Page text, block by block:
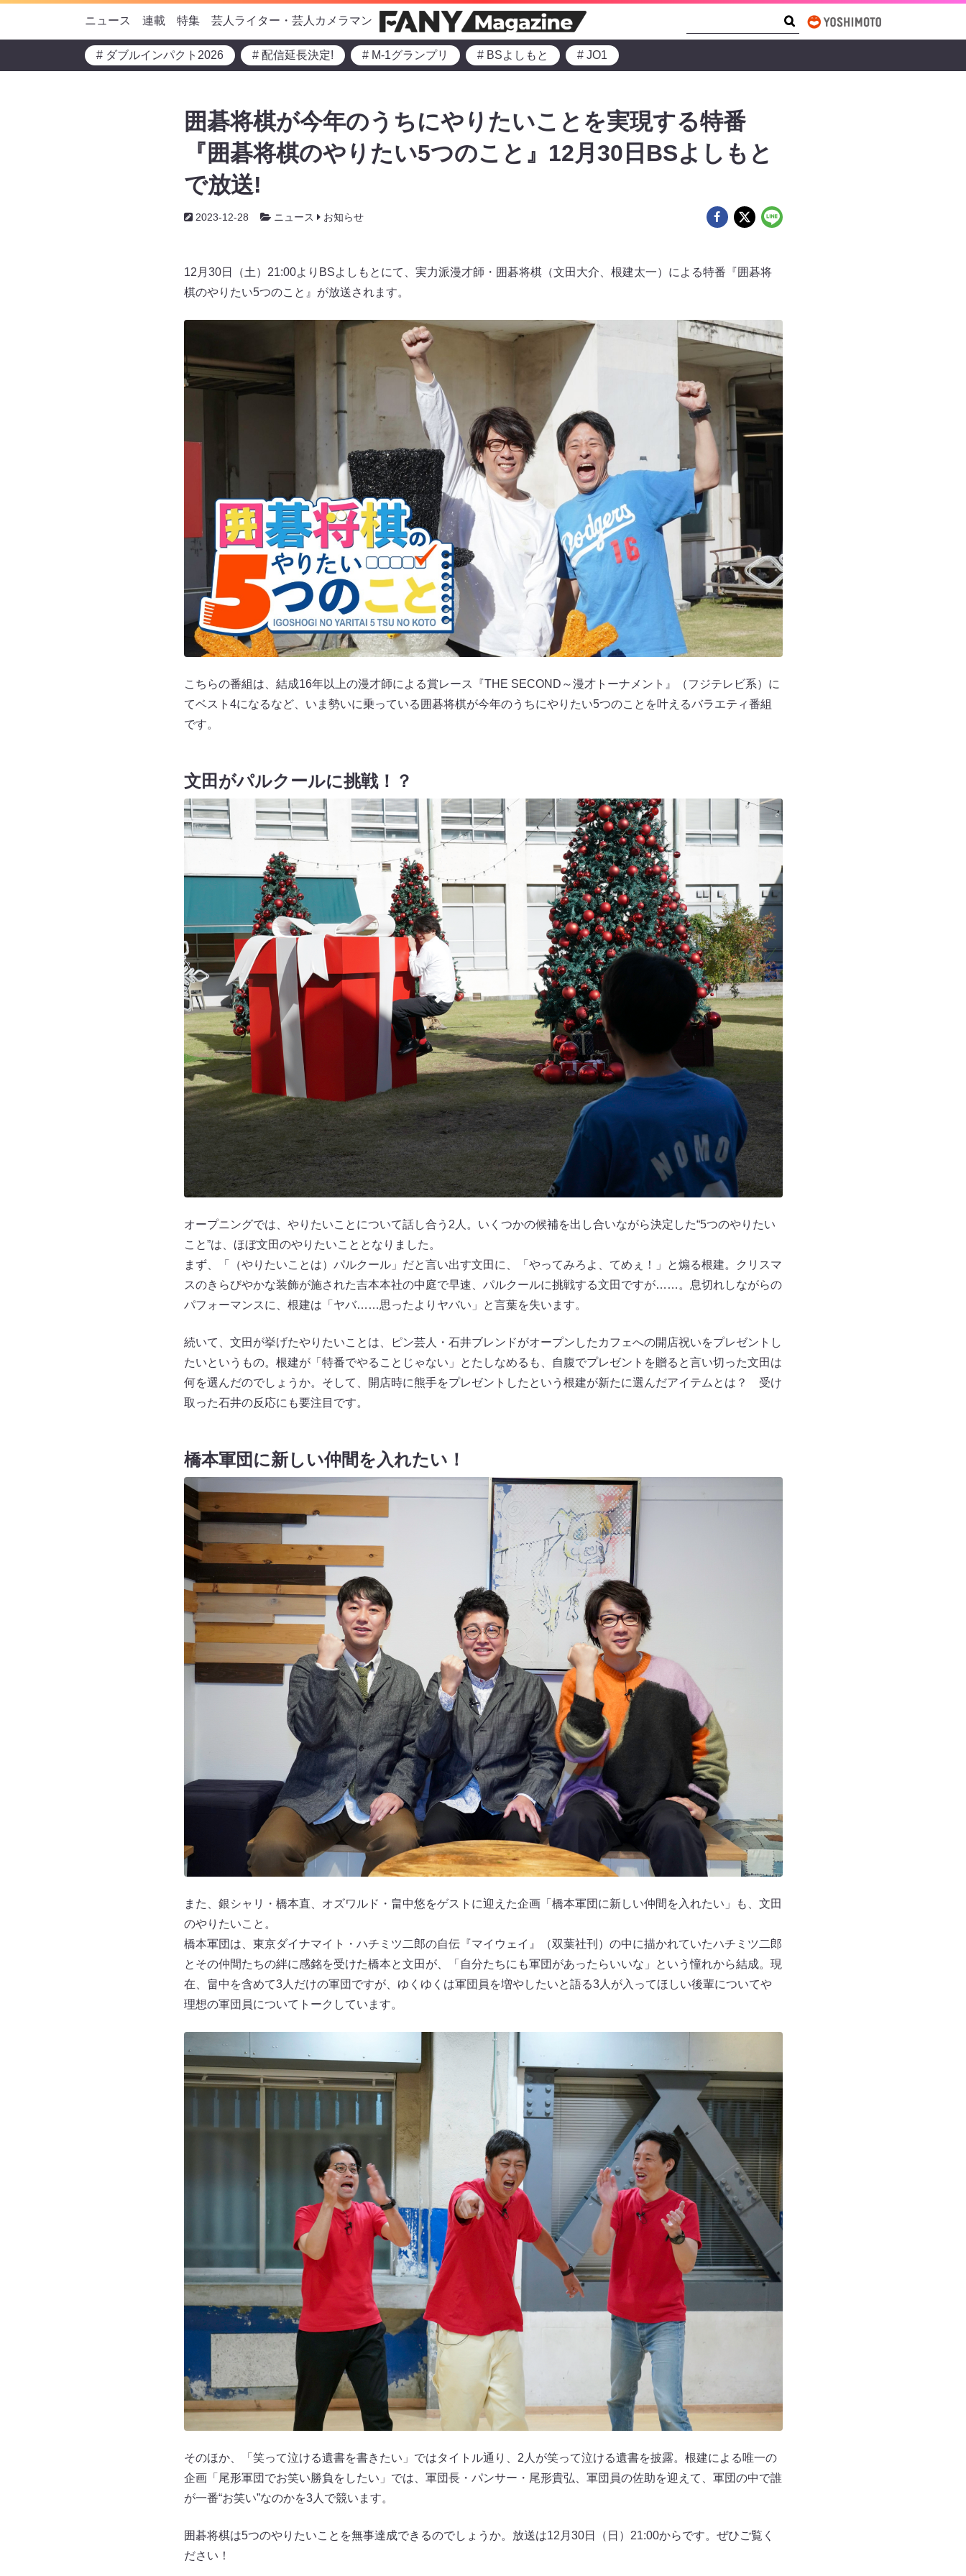
ニュース 連載 特集 芸人ライター・芸人カメラマン
# ダブルインパクト2026 # 配信延長決定! # M-1グランプリ # BSよしもと # JO1
囲碁将棋が今年のうちにやりたいことを実現する特番
『囲碁将棋のやりたい5つのこと』12月30日BSよしもと
で放送!
2023-12-28 ニュース お知らせ
12月30日（土）21:00よりBSよしもとにて、実力派漫才師・囲碁将棋（文田大介、根建太一）による特番『囲碁将
棋のやりたい5つのこと』が放送されます。
こちらの番組は、結成16年以上の漫才師による賞レース『THE SECOND～漫才トーナメント』（フジテレビ系）に
てベスト4になるなど、いま勢いに乗っている囲碁将棋が今年のうちにやりたい5つのことを叶えるバラエティ番組
です。
文田がパルクールに挑戦！？
オープニングでは、やりたいことについて話し合う2人。いくつかの候補を出し合いながら決定した“5つのやりたい
こと”は、ほぼ文田のやりたいこととなりました。
まず、「（やりたいことは）パルクール」だと言い出す文田に、「やってみろよ、てめぇ！」と煽る根建。クリスマ
スのきらびやかな装飾が施された吉本本社の中庭で早速、パルクールに挑戦する文田ですが……。息切れしながらの
パフォーマンスに、根建は「ヤバ……思ったよりヤバい」と言葉を失います。
続いて、文田が挙げたやりたいことは、ピン芸人・石井ブレンドがオープンしたカフェへの開店祝いをプレゼントし
たいというもの。根建が「特番でやることじゃない」とたしなめるも、自腹でプレゼントを贈ると言い切った文田は
何を選んだのでしょうか。そして、開店時に熊手をプレゼントしたという根建が新たに選んだアイテムとは？ 受け
取った石井の反応にも要注目です。
橋本軍団に新しい仲間を入れたい！
また、銀シャリ・橋本直、オズワルド・畠中悠をゲストに迎えた企画「橋本軍団に新しい仲間を入れたい」も、文田
のやりたいこと。
橋本軍団は、東京ダイナマイト・ハチミツ二郎の自伝『マイウェイ』（双葉社刊）の中に描かれていたハチミツ二郎
とその仲間たちの絆に感銘を受けた橋本と文田が、「自分たちにも軍団があったらいいな」という憧れから結成。現
在、畠中を含めて3人だけの軍団ですが、ゆくゆくは軍団員を増やしたいと語る3人が入ってほしい後輩についてや
理想の軍団員についてトークしています。
そのほか、「笑って泣ける遺書を書きたい」ではタイトル通り、2人が笑って泣ける遺書を披露。根建による唯一の
企画「尾形軍団でお笑い勝負をしたい」では、軍団長・パンサー・尾形貴弘、軍団員の佐助を迎えて、軍団の中で誰
が一番“お笑い”なのかを3人で競います。
囲碁将棋は5つのやりたいことを無事達成できるのでしょうか。放送は12月30日（日）21:00からです。ぜひご覧く
ださい！